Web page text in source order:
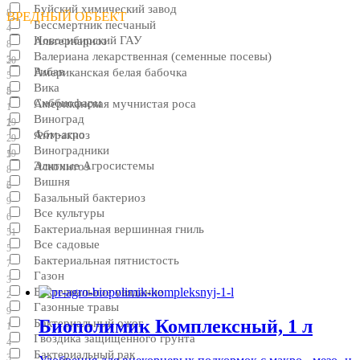
Буйский химический завод
4
Новосибирский ГАУ
3
Рибав
5
Сиббиофарм
19
Фбм-агро
19
Элитные Агросистемы
2
8
Бессмертник песчаный
8
Валериана лекарственная (семенные посевы)
5
Вика
1
Виноград
29
Виноградники
8
Вишня
9
Все культуры
51
Все садовые
7
Газон
2
Газонные травы
1
Гвоздика защищенного грунта
3
ВРЕДНЫЙ ОБЪЕКТ
Альтернариоз
20
Американская белая бабочка
8
Американская мучнистая роса
2
Антракноз
5
Аскохитоз
6
Базальный бактериоз
6
Бактериальная вершинная гниль
5
Бактериальная пятнистость
3
Бактериальное увядание
9
Бактериальный ожог
4
Бактериальный рак
Биополимик Комплексный, 1 л